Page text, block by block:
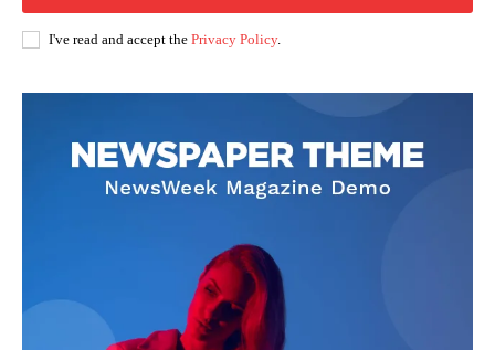
I've read and accept the Privacy Policy.